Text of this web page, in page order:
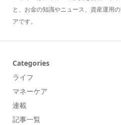
と、お金の知識やニュース、資産運用
アです。
Categories
ライフ
マネーケア
連載
記事一覧